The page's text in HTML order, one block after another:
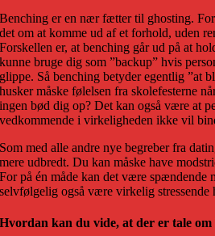
Benching er en nær fætter til ghosting.
det om at komme ud af et forhold, uden
Forskellen er, at benching går ud på at
kunne bruge dig som ”backup” hvis
glippe. Så benching betyder egentlig ”at
husker måske følelsen fra skolefesterne
ingen bød dig op? Det kan også være at
vedkommende i virkeligheden ikke vil
Som med alle andre nye begreber fra
mere udbredt. Du kan måske have
For på én måde kan det være spændende
selvfølgelig også være virkelig stressende
Hvordan kan du vide, at der er tale om